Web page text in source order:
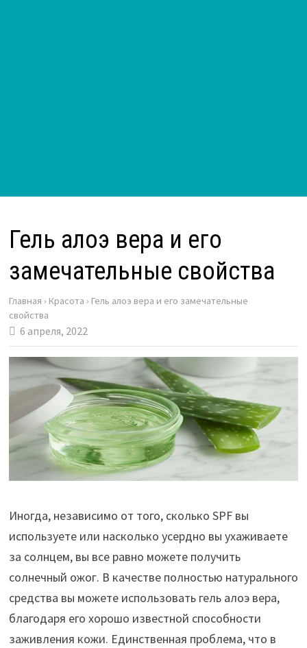
Гель алоэ вера и его
замечательные свойства
Главная › Красота › Гель алоэ вера и его замечательные
свойства
6 апреля, 2022
Иногда, независимо от того, сколько SPF вы
используете или насколько усердно вы ухаживаете
за солнцем, вы все равно можете получить
солнечный ожог. В качестве полностью натурального
средства вы можете использовать гель алоэ вера,
благодаря его хорошо известной способности
заживления кожи. Единственная проблема, что в